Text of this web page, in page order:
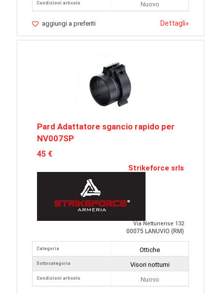
Condizioni articolo
Nuovo
aggiungi a preferiti Dettagli»
Pard Adattatore sgancio rapido per
NV007SP
45 €
Strikeforce srls
Via Nettunense 132
00075 LANUVIO (RM)
Categoria
Sottocategoria
Condizioni articolo
Ottiche
Visori notturni
Nuovo